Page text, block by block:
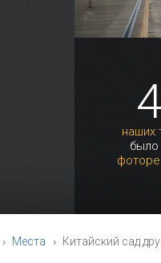
наших
было
Места Китайский сад